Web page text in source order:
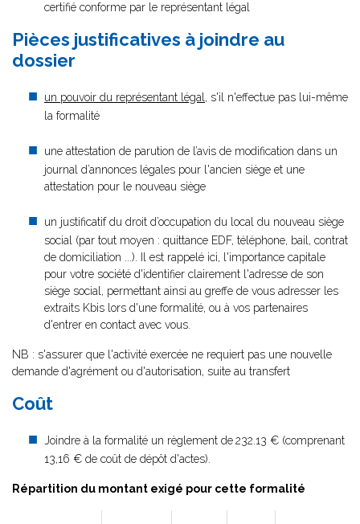
certifié conforme par le représentant légal
Pièces justificatives à joindre au
dossier
un pouvoir du représentant légal , s'il n'effectue pas lui-même
la formalité
une attestation de parution de l’avis de modification dans un
journal d’annonces légales pour l'ancien siège et une
attestation pour le nouveau siège
un justificatif du droit d’occupation du local du nouveau siège
social (par tout moyen : quittance EDF, téléphone, bail, contrat
de domiciliation ...). Il est rappelé ici, l'importance capitale
pour votre société d'identifier clairement l'adresse de son
siège social, permettant ainsi au greffe de vous adresser les
extraits Kbis lors d'une formalité, ou à vos partenaires
d'entrer en contact avec vous.
NB : s'assurer que l'activité exercée ne requiert pas une nouvelle
demande d'agrément ou d'autorisation, suite au transfert
Coût
Joindre à la formalité un règlement de232.13 € (comprenant
13,16 € de coût de dépôt d'actes).
Répartition du montant exigé pour cette formalité